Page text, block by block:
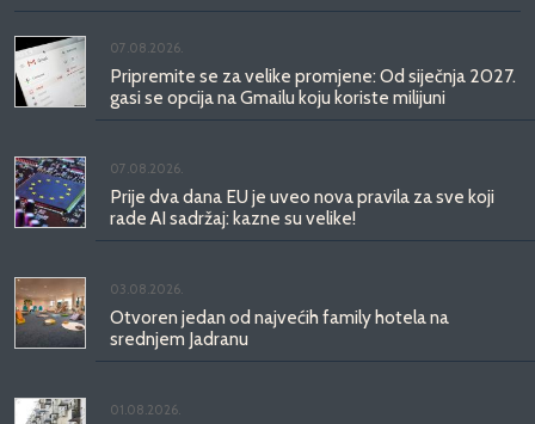
07.08.2026.
Pripremite se za velike promjene: Od siječnja 2027.
gasi se opcija na Gmailu koju koriste milijuni
07.08.2026.
Prije dva dana EU je uveo nova pravila za sve koji
rade AI sadržaj: kazne su velike!
03.08.2026.
Otvoren jedan od najvećih family hotela na
srednjem Jadranu
01.08.2026.